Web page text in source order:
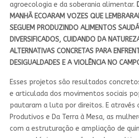
agroecologia e da soberania alimentar.
MANHÃ ECOARAM VOZES QUE
SEGUEM PRODUZINDO ALIMENTOS
DIVERSIFICADOS, CUIDANDO DA
ALTERNATIVAS CONCRETAS PARA
DESIGUALDADES E A VIOLÊNCIA NO
Esses projetos são resultados
e articulada dos movimentos sociais
pautaram a luta por direitos. E através
Produtivos e Da Terra à Mesa, as
com a estruturação e ampliação de